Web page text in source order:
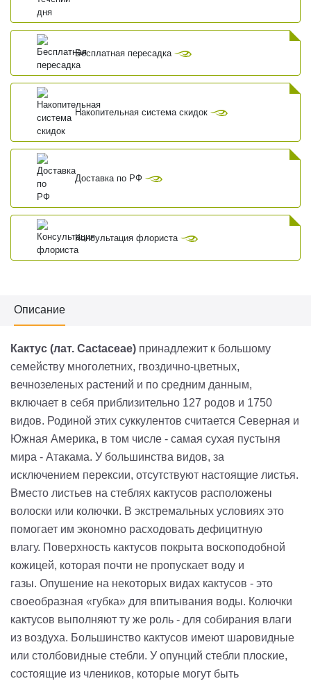
Бесплатная пересадка
Накопительная система скидок
Доставка по РФ
Консультация флориста
Описание
Кактус (лат. Cactaceae) принадлежит к большому
семейству многолетних, гвоздично-цветных,
вечнозеленых растений и по средним данным,
включает в себя приблизительно 127 родов и 1750
видов. Родиной этих суккулентов считается Северная и
Южная Америка, в том числе - самая сухая пустыня
мира - Атакама. У большинства видов, за
исключением перексии, отсутствуют настоящие листья.
Вместо листьев на стеблях кактусов расположены
волоски или колючки. В экстремальных условиях это
помогает им экономно расходовать дефицитную
влагу. Поверхность кактусов покрыта воскоподобной
кожицей, которая почти не пропускает воду и
газы. Опушение на некоторых видах кактусов - это
своеобразная «губка» для впитывания воды. Колючки
кактусов выполняют ту же роль - для собирания влаги
из воздуха. Большинство кактусов имеют шаровидные
или столбовидные стебли. У опунций стебли плоские,
состоящие из члеников, которые могут быть